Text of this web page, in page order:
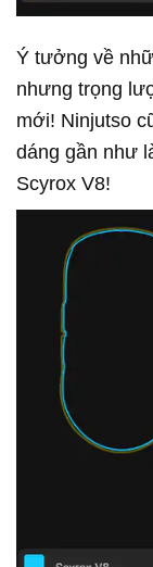
Ý tưởng về
nhưng trọng
mới! Ninjutso
dáng gần như
Scyrox V8!